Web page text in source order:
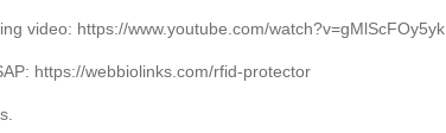
video: https://www.youtube.com/watch?v=gMlScFOy5yk
https://webbiolinks.com/rfid-protector